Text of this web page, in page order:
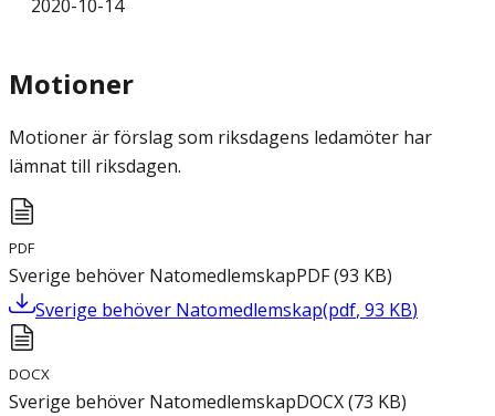
2020-10-14
Motioner
Motioner är förslag som riksdagens ledamöter har
lämnat till riksdagen.
PDF
Sverige behöver NatomedlemskapPDF(93 KB)
Sverige behöver Natomedlemskap(pdf, 93 KB)
DOCX
Sverige behöver NatomedlemskapDOCX(73 KB)